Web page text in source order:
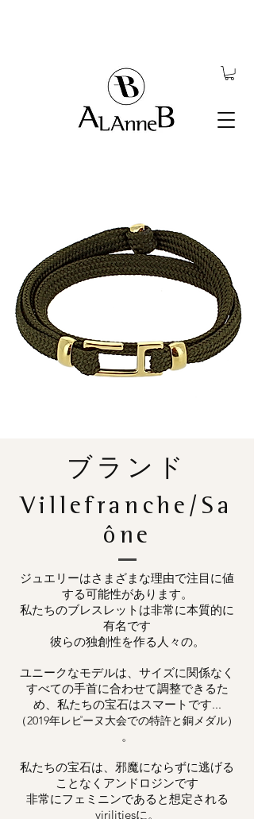
ブランド
Villefranche/Sa
ône
ジュエリーはさまざまな理由で注目に値
する可能性があります。
私たちのブレスレットは非常に本質的に
有名です
彼らの独創性を作る人々の。
ユニークなモデルは、サイズに関係なく
すべての手首に合わせて調整できるた
め、私たちの宝石はスマートです...
（2019年レピーヌ大会での特許と銅メダル）
。
私たちの宝石は、邪魔にならずに逃げる
ことなくアンドロジンです
非常にフェミニンであると想定される
virilitiesに。